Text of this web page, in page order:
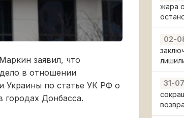
заявил, что
в отношении
Украины по статье УК РФ о
Донбасса.
жара
02-
31-